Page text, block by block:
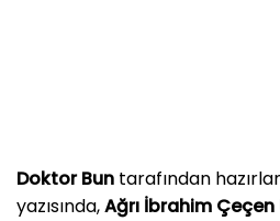
Doktor Bun tarafından
yazısında,Ağrı İbrahim